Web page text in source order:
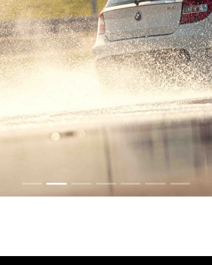
STEL JE EIGEN SEIZOEN SAMEN
ONTDEK FULL SEASON